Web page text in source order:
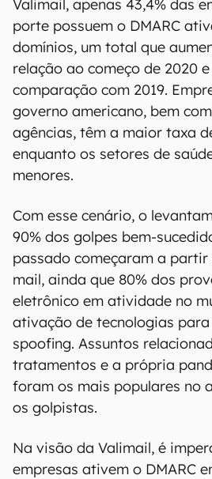
Valimail, apenas 43,4% das
porte possuem o DMARC
domínios, um total que
relação ao começo de 2020 e
comparação com 2019.
governo americano, bem
agências, têm a maior taxa
enquanto os setores de
menores.
Com esse cenário, o
90% dos golpes bem-
passado começaram a partir
mail, ainda que 80% dos
eletrônico em atividade no
ativação de tecnologias
spoofing. Assuntos
tratamentos e a própria
foram os mais populares no
os golpistas.
Na visão da Valimail, é
empresas ativem o DMARC